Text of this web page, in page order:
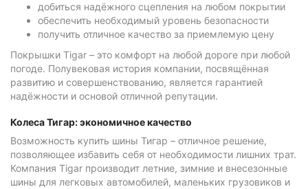
добиться надёжного сцепления на любом покрытии
обеспечить необходимый уровень безопасности
получить отличное качество за приемлемую цену
Покрышки Tigar – это комфорт на любой дороге при любой
погоде. Полувековая история компании, посвящённая
развитию и совершенствованию, является гарантией
надёжности и основой отличной репутации.
Колеса Тигар: экономичное качество
Возможность купить шины Тигар – отличное решение,
позволяющее избавить себя от необходимости лишних трат.
Компания Tigar производит летние, зимние и внесезонные
шины для легковых автомобилей, маленьких грузовиков и